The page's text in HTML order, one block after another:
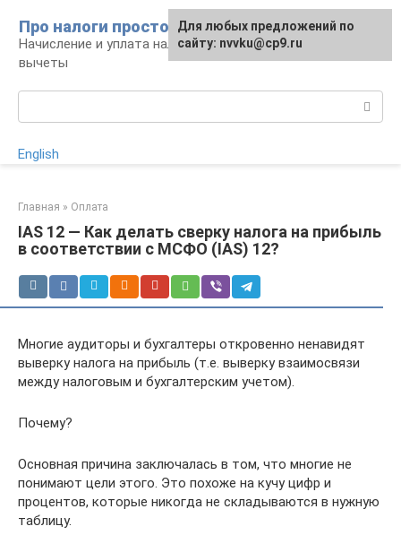
контенту
Про налоги просто
Начисление и уплата налогов, налоговые
вычеты
English
Главная » Оплата
IAS 12 — Как делать сверку налога на прибыль
в соответствии с МСФО (IAS) 12?
Многие аудиторы и бухгалтеры откровенно ненавидят
выверку налога на прибыль (т.е. выверку взаимосвязи
между налоговым и бухгалтерским учетом).
Почему?
Основная причина заключалась в том, что многие не
понимают цели этого. Это похоже на кучу цифр и
процентов, которые никогда не складываются в нужную
таблицу.
Для любых предложений по
сайту: nvvku@cp9.ru